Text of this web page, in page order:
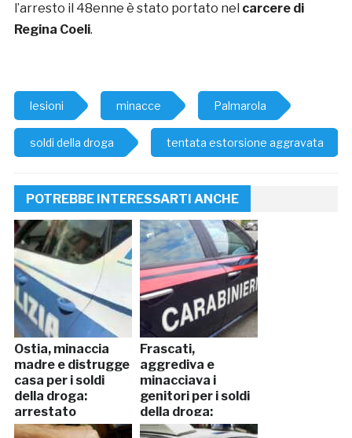
l’arresto il 48enne è stato portato nel carcere di
Regina Coeli.
lesioni minacce Palmarola
soldi della droga tentata estorsione aggravata
POTREBBE INTERESSARTI ANCHE
Ostia, minaccia
madre e distrugge
casa per i soldi
della droga:
arrestato
Frascati,
aggrediva e
minacciava i
genitori per i soldi
della droga:
arrestato